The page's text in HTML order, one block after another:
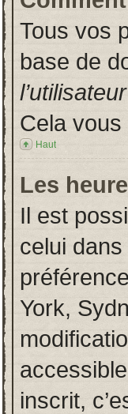
Tous vos
base de
l’utilisateur
Cela
Haut
Les
Il est
celui
York,
inscrit,